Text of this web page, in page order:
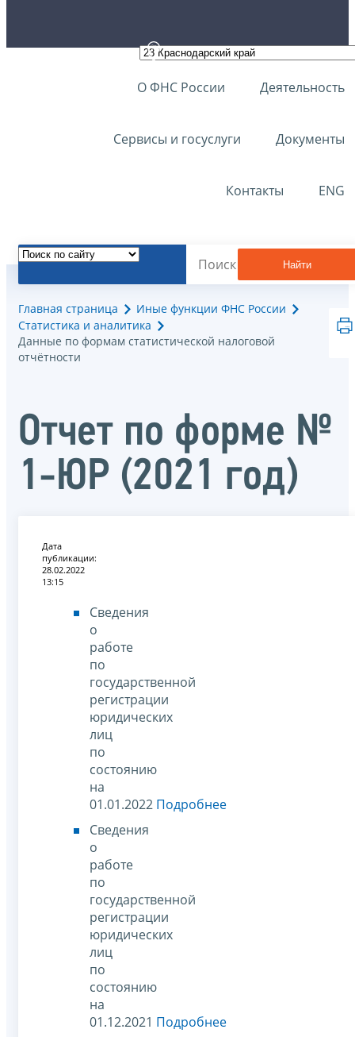
О ФНС России Деятельность
Сервисы и госуслуги Документы
Контакты ENG
Найти
Главная страница
Иные функции ФНС России
Статистика и аналитика
Данные по формам статистической налоговой
отчётности
Отчет по форме №
1-ЮР (2021 год)
Дата
публикации:
28.02.2022
13:15
Сведения
о
работе
по
государственной
регистрации
юридических
лиц
по
состоянию
на
01.01.2022 Подробнее
Сведения
о
работе
по
государственной
регистрации
юридических
лиц
по
состоянию
на
01.12.2021 Подробнее